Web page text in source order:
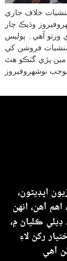
خلاف جاري
وڌيڪ چار
آهي۔ پوليس
فروشن کي
پڙي گٽڪو ھٿ
اپڊيٽون،
آهن، انهن
ڊيلي ڪلياڻ ۾،
رکڻ لاءِ